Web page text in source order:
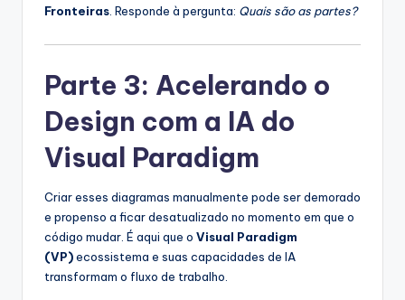
Fronteiras . Responde à pergunta: Quais são as partes?
Parte 3: Acelerando o
Design com a IA do
Visual Paradigm
Criar esses diagramas manualmente pode ser demorado
e propenso a ficar desatualizado no momento em que o
código mudar. É aqui que o Visual Paradigm
(VP)ecossistema e suas capacidades de IA
transformam o fluxo de trabalho.